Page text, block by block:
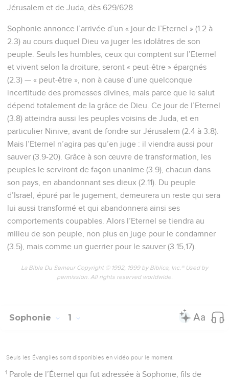
Jérusalem et de Juda, dès 629/628.
Sophonie annonce l’arrivée d’un « jour de l’Eternel » (1.2 à
2.3) au cours duquel Dieu va juger les idolâtres de son
peuple. Seuls les humbles, ceux qui comptent sur l’Eternel
et vivent selon la droiture, seront « peut-être » épargnés
(2.3) — « peut-être », non à cause d’une quelconque
incertitude des promesses divines, mais parce que le salut
dépend totalement de la grâce de Dieu. Ce jour de l’Eternel
(3.8) atteindra aussi les peuples voisins de Juda, et en
particulier Ninive, avant de fondre sur Jérusalem (2.4 à 3.8).
Mais l’Eternel n’agira pas qu’en juge : il viendra aussi pour
sauver (3.9-20). Grâce à son œuvre de transformation, les
peuples le serviront de façon unanime (3.9), chacun dans
son pays, en abandonnant ses dieux (2.11). Du peuple
d’Israël, épuré par le jugement, demeurera un reste qui sera
lui aussi transformé et qui abandonnera ainsi ses
comportements coupables. Alors l’Eternel se tiendra au
milieu de son peuple, non plus en juge pour le condamner
(3.5), mais comme un guerrier pour le sauver (3.15,17).
La Bible Du Semeur Copyright © 1992, 1999 by Biblica, Inc.® Used by
permission. All rights reserved worldwide.
Sophonie 1
Seuls les Évangiles sont disponibles en vidéo pour le moment.
1 Parole de l’Éternel qui fut adressée à Sophonie, fils de